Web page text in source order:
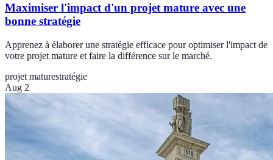
Maximiser l'impact d'un projet mature avec une
bonne stratégie
Apprenez à élaborer une stratégie efficace pour optimiser l'impact de
votre projet mature et faire la différence sur le marché.
projet maturestratégie
Aug 2